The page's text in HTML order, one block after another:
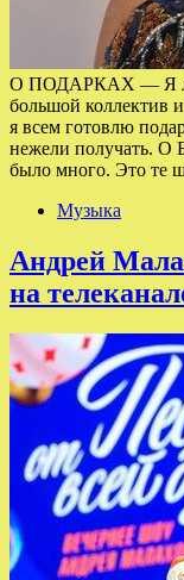
О ПОДАРКАХ — Я
большой коллектив
я всем готовлю
нежели
было много. Это те
Музыка
Андрей
на